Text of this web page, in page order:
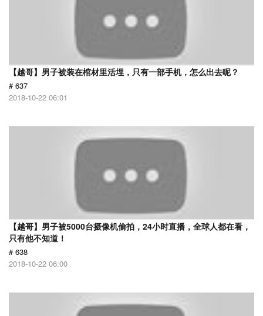
【越哥】男子被装在棺材里活埋，只有一部手机，怎么出去呢？
# 637
2018-10-22 06:01
【越哥】男子被5000台摄像机偷拍，24小时直播，全球人都在看，
只有他不知道！
# 638
2018-10-22 06:00